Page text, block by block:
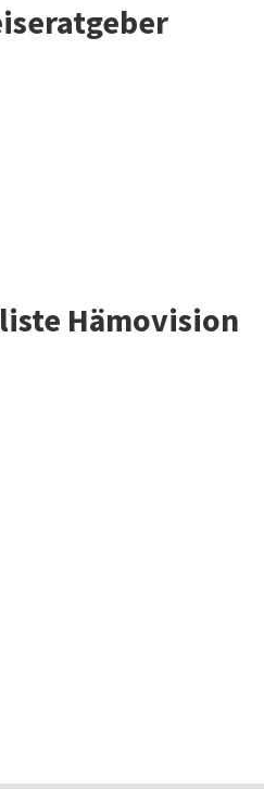
Hämovision